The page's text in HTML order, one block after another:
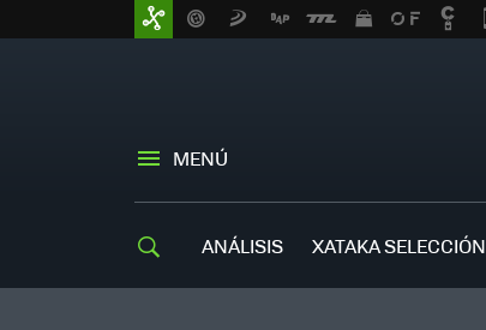
MENÚ
ANÁLISIS XATAKA SELECCIÓN